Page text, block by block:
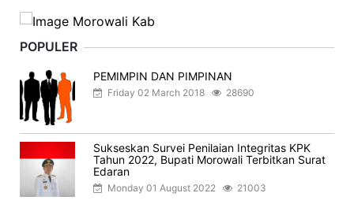
POPULER
PEMIMPIN DAN PIMPINAN
Friday 02 March 2018 28690
Sukseskan Survei Penilaian Integritas KPK
Tahun 2022, Bupati Morowali Terbitkan Surat
Edaran
Monday 01 August 2022 21003